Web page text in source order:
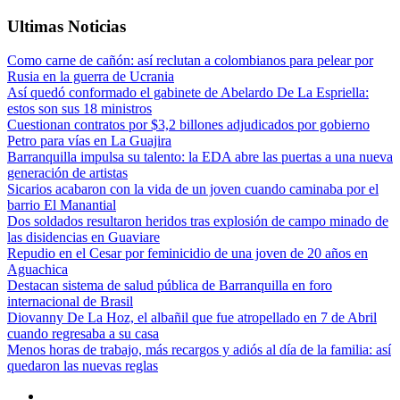
Ultimas Noticias
Como carne de cañón: así reclutan a colombianos para pelear por
Rusia en la guerra de Ucrania
Así quedó conformado el gabinete de Abelardo De La Espriella:
estos son sus 18 ministros
Cuestionan contratos por $3,2 billones adjudicados por gobierno
Petro para vías en La Guajira
Barranquilla impulsa su talento: la EDA abre las puertas a una nueva
generación de artistas
Sicarios acabaron con la vida de un joven cuando caminaba por el
barrio El Manantial
Dos soldados resultaron heridos tras explosión de campo minado de
las disidencias en Guaviare
Repudio en el Cesar por feminicidio de una joven de 20 años en
Aguachica
Destacan sistema de salud pública de Barranquilla en foro
internacional de Brasil
Diovanny De La Hoz, el albañil que fue atropellado en 7 de Abril
cuando regresaba a su casa
Menos horas de trabajo, más recargos y adiós al día de la familia: así
quedaron las nuevas reglas